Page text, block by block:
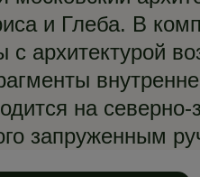
и Глеба. В
с архитектурой
на
запруженным